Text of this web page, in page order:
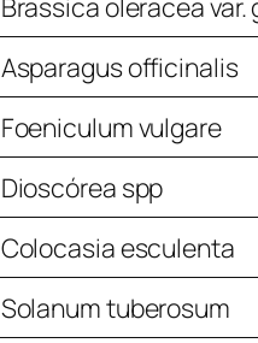
Asparagus officinalis
Foeniculum vulgare
Dioscórea spp
Colocasia esculenta
Solanum tuberosum